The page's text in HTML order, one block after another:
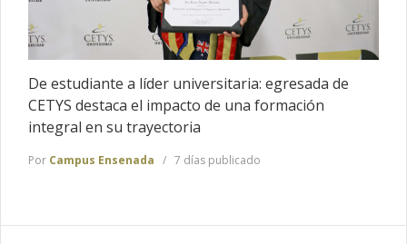
De estudiante a líder universitaria: egresada de
CETYS destaca el impacto de una formación
integral en su trayectoria
Por Campus Ensenada 7 días publicado